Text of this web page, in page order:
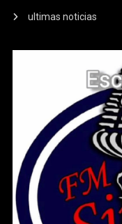
ultimas noticias